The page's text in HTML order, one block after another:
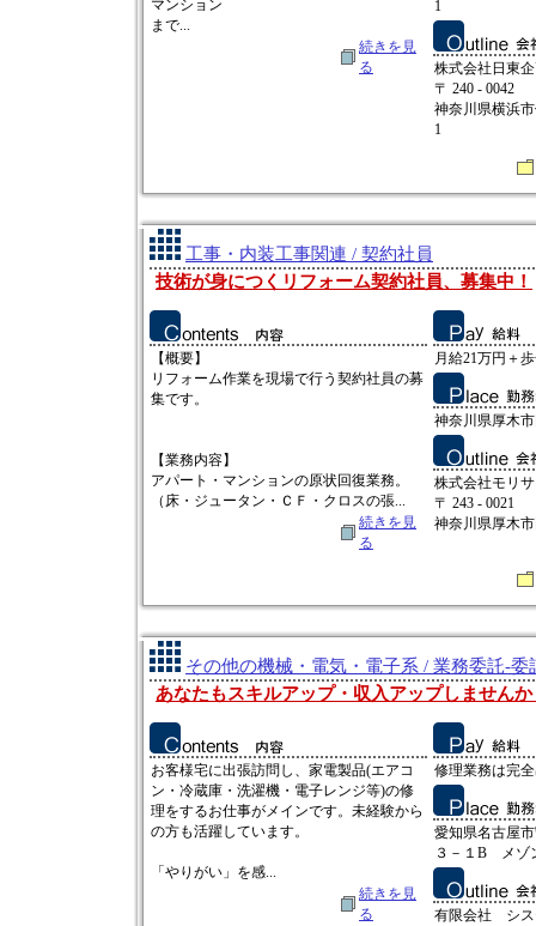
マンション
まで...
続きを見
る
1
株式会社日東
〒 240 - 0042
神奈川県横浜
1
工事・内装工事関連 / 契約社員
技術が身につくリフォーム契約社員、募集中！
【概要】
リフォーム作業を現場で行う契約社員の募
集です。
【業務内容】
アパート・マンションの原状回復業務。
（床・ジュータン・ＣＦ・クロスの張...
続きを見
る
月給21万円＋
神奈川県厚木
株式会社モリ
〒 243 - 0021
神奈川県厚木
その他の機械・電気・電子系 / 業務委託-委
あなたもスキルアップ・収入アップしませんか
お客様宅に出張訪問し、家電製品(エアコ
ン・冷蔵庫・洗濯機・電子レンジ等)の修
理をするお仕事がメインです。未経験から
の方も活躍しています。
「やりがい」を感...
続きを見
る
修理業務は完
愛知県名古屋
３－１B メゾ
有限会社 シス